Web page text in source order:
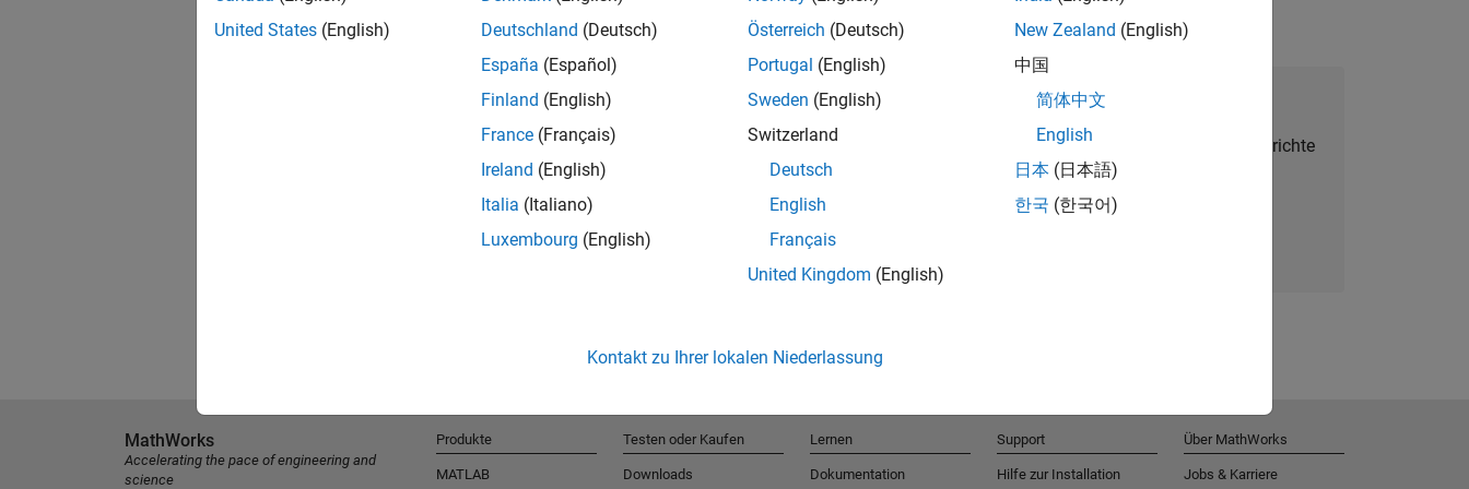
Talent Network beitreten
Erhalten Sie personalisierte Stellenangebote, Berichte
und Unternehmensneuigkeiten.
United States (English)
Deutschland (Deutsch)
España (Español)
Finland (English)
France (Français)
Ireland (English)
Italia (Italiano)
Luxembourg (English)
Österreich (Deutsch)
Portugal (English)
Sweden (English)
Switzerland
Deutsch
English
Français
United Kingdom (English)
New Zealand (English)
中国
简体中文
English
日本 (日本語)
한국 (한국어)
Kontakt zu Ihrer lokalen Niederlassung
MathWorks
Accelerating the pace of engineering and
science
Produkte
MATLAB
Testen oder Kaufen
Downloads
Lernen
Dokumentation
Support
Hilfe zur Installation
Über MathWorks
Jobs & Karriere